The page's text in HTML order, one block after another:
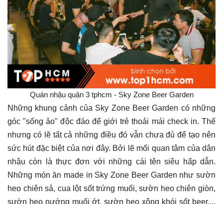
Quán nhậu quận 3 tphcm - Sky Zone Beer Garden
Những khung cảnh của Sky Zone Beer Garden có những
góc "sống ảo" độc đáo để giới trẻ thoải mái check in. Thế
nhưng có lẽ tất cả những điều đó vẫn chưa đủ để tạo nên
sức hút đặc biệt của nơi đây. Bởi lẽ mối quan tâm của dân
nhậu còn là thực đơn với những cái tên siêu hấp dẫn.
Những món ăn made in Sky Zone Beer Garden như sườn
heo chiên sả, cua lột sốt trứng muối, sườn heo chiên giòn,
sườn heo nướng muối ớt, sườn heo xông khói sốt beer,...